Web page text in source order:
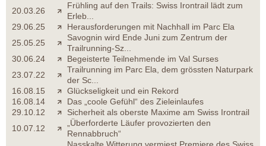
20.03.26
Frühling auf den Trails: Swiss Irontrail lädt zum
Erleb...
29.06.25
Herausforderungen mit Nachhall im Parc Ela
25.05.25
Savognin wird Ende Juni zum Zentrum der
Trailrunning-Sz...
30.06.24
Begeisterte Teilnehmende im Val Surses
23.07.22
Trailrunning im Parc Ela, dem grössten Naturpark
der Sc...
16.08.15
Glückseligkeit und ein Rekord
16.08.14
Das „coole Gefühl“ des Zieleinlaufes
29.10.12
Sicherheit als oberste Maxime am Swiss Irontrail
10.07.12
„Überforderte Läufer provozierten den
Rennabbruch“